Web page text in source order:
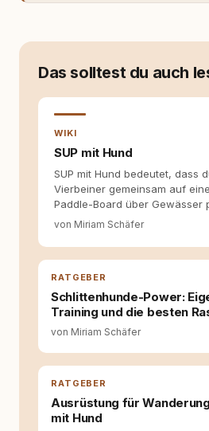
Fachwissen. Der
moderner
entsteht echte Bindung
Wissen ersetzt – nicht
Hundehalter:innen in
und der Schweiz. Meine
Tierschutz beginnt mit
Hund versteht, trifft
für ein
Das solltest du auch
WIKI
SUP mit Hund
SUP mit Hund bedeutet, dass
Vierbeiner gemeinsam auf
Paddle-Board über Gewässer
von Miriam Schäfer
RATGEBER
Schlittenhunde-Power:
Training und die besten
von Miriam Schäfer
RATGEBER
Ausrüstung für
mit Hund